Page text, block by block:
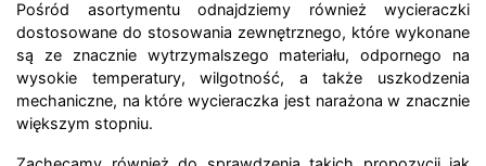
Pośród asortymentu odnajdziemy również wycieraczki
dostosowane do stosowania zewnętrznego, które wykonane
są ze znacznie wytrzymalszego materiału, odpornego na
wysokie temperatury, wilgotność, a także uszkodzenia
mechaniczne, na które wycieraczka jest narażona w znacznie
większym stopniu.